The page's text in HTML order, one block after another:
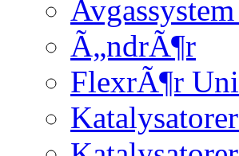
Ã„ndrÃ¶r
FlexrÃ¶r